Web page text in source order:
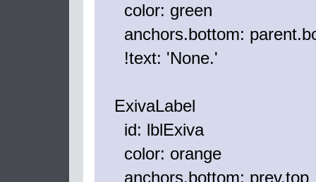
color: green
anchors.bottom:
!text: 'None.'
ExivaLabel
id: lblExiva
color: orange
anchors.bottom: prev.top